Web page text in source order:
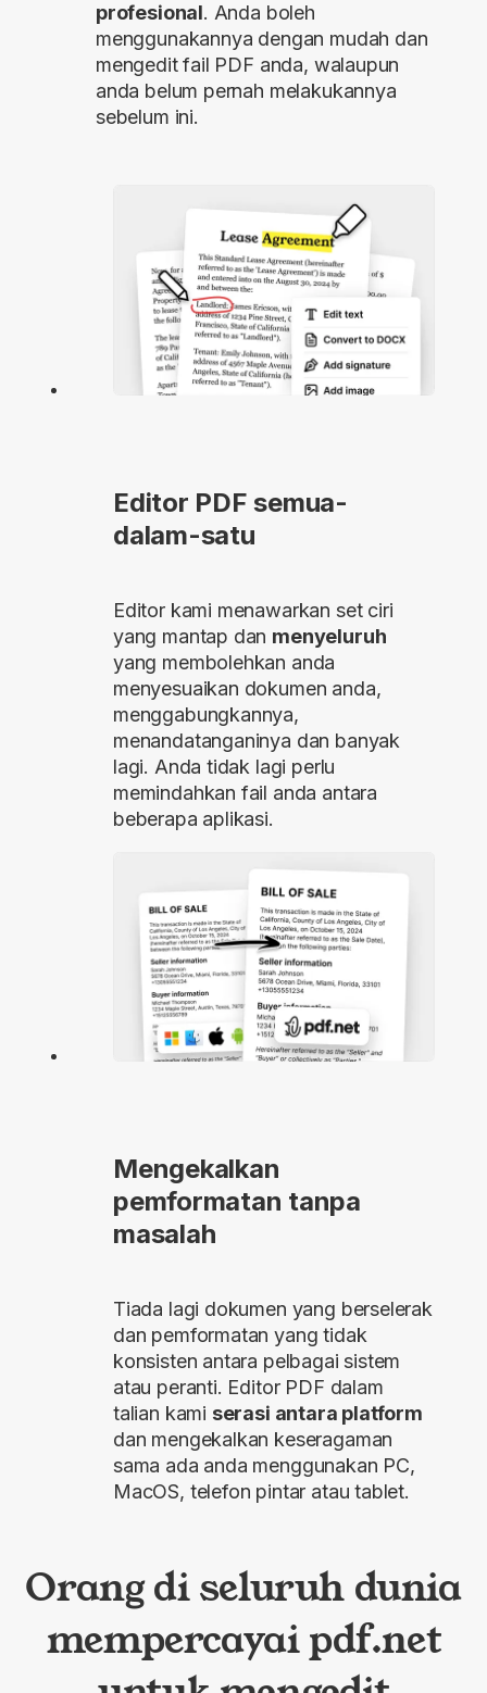
profesional. Anda boleh
menggunakannya dengan mudah dan
mengedit fail PDF anda, walaupun
anda belum pernah melakukannya
sebelum ini.
Editor PDF semua-
dalam-satu
Editor kami menawarkan set ciri
yang mantap dan menyeluruh
yang membolehkan anda
menyesuaikan dokumen anda,
menggabungkannya,
menandatanganinya dan banyak
lagi. Anda tidak lagi perlu
memindahkan fail anda antara
beberapa aplikasi.
Mengekalkan
pemformatan tanpa
masalah
Tiada lagi dokumen yang berselerak
dan pemformatan yang tidak
konsisten antara pelbagai sistem
atau peranti. Editor PDF dalam
talian kami serasi antara platform
dan mengekalkan keseragaman
sama ada anda menggunakan PC,
MacOS, telefon pintar atau tablet.
Orang di seluruh dunia
mempercayai pdf.net